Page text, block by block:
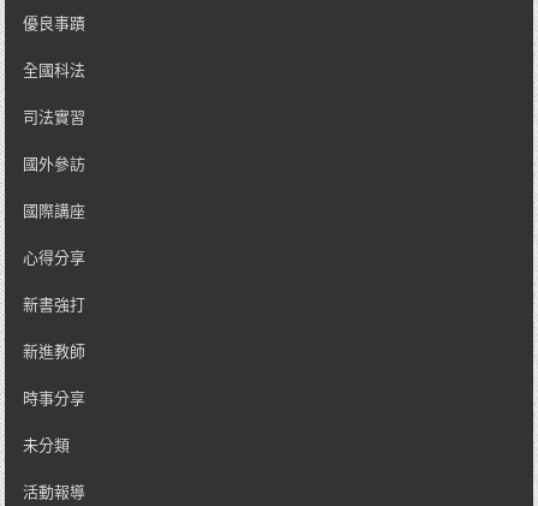
優良事蹟
全國科法
司法實習
國外參訪
國際講座
心得分享
新書強打
新進教師
時事分享
未分類
活動報導